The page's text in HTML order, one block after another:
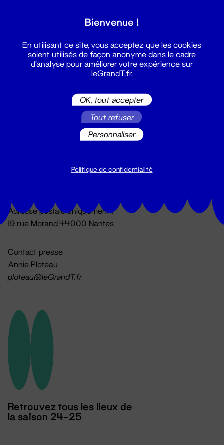
Du lundi au vendredi 14h → 18h
Adresse postale uniquement :
19 rue Morand 44000 Nantes
Contact presse
Annie Ploteau
ploteau@leGrandT.fr
Retrouvez tous les lieux de
la saison 24-25
Bienvenue !
En utilisant ce site, vous acceptez que les cookies
soient utilisés de façon anonyme dans le cadre
d'analyse pour améliorer votre expérience sur
leGrandT.fr.
OK, tout accepter
Tout refuser
Personnaliser
Politique de confidentialité